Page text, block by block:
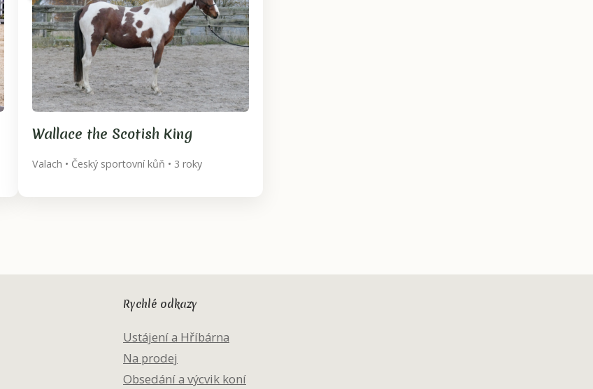
Wallace the Scotish King
Valach • Český sportovní kůň • 3 roky
Rychlé odkazy
Ustájení a Hříbárna
Na prodej
Obsedání a výcvik koní